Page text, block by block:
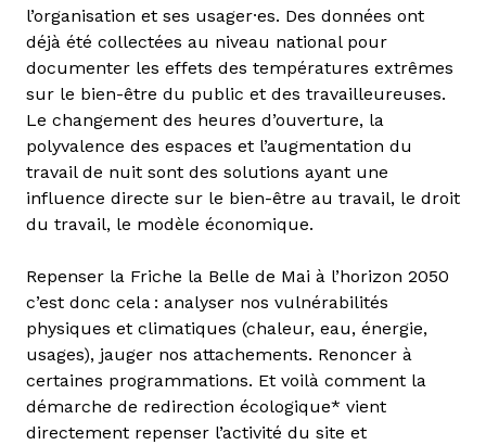
l’organisation et ses usager·es. Des données ont
déjà été collectées au niveau national pour
documenter les effets des températures extrêmes
sur le bien-être du public et des travailleureuses.
Le changement des heures d’ouverture, la
polyvalence des espaces et l’augmentation du
travail de nuit sont des solutions ayant une
influence directe sur le bien-être au travail, le droit
du travail, le modèle économique.
Repenser la Friche la Belle de Mai à l’horizon 2050
c’est donc cela : analyser nos vulnérabilités
physiques et climatiques (chaleur, eau, énergie,
usages), jauger nos attachements. Renoncer à
certaines programmations. Et voilà comment la
démarche de redirection écologique* vient
directement repenser l’activité du site et